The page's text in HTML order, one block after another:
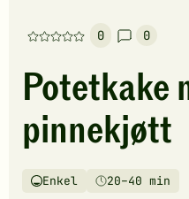
0
Denne
har
foreløpig
ingen
vurderinger.
den
0
Potetkake
pinnekjøtt
Vanskelighetsgrad
Enkel
Tilberedningstid20–40 min